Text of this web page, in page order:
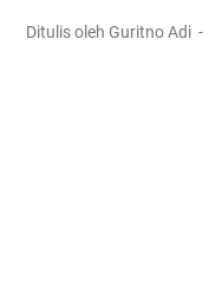
Ditulis oleh Guritno Adi